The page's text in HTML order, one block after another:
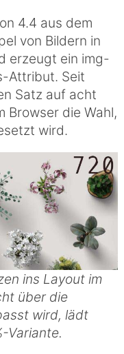
4.4 aus dem
von Bildern in
erzeugt ein img-
Attribut. Seit
Satz auf acht
Browser die Wahl,
wird.
ins Layout im
über die
wird, lädt
Variante.